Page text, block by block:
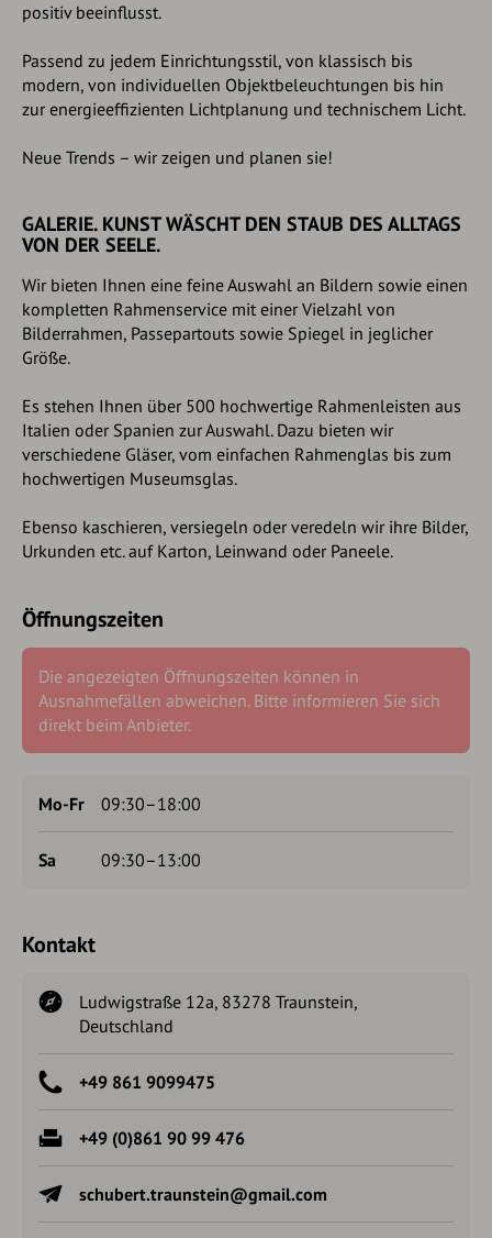
positiv beeinflusst.
Passend zu jedem Einrichtungsstil, von klassisch bis
modern, von individuellen Objektbeleuchtungen bis hin
zur energieeffizienten Lichtplanung und technischem Licht.
Neue Trends – wir zeigen und planen sie!
GALERIE. KUNST WÄSCHT DEN STAUB DES ALLTAGS
VON DER SEELE.
Wir bieten Ihnen eine feine Auswahl an Bildern sowie einen
kompletten Rahmenservice mit einer Vielzahl von
Bilderrahmen, Passepartouts sowie Spiegel in jeglicher
Größe.
Es stehen Ihnen über 500 hochwertige Rahmenleisten aus
Italien oder Spanien zur Auswahl. Dazu bieten wir
verschiedene Gläser, vom einfachen Rahmenglas bis zum
hochwertigen Museumsglas.
Ebenso kaschieren, versiegeln oder veredeln wir ihre Bilder,
Urkunden etc. auf Karton, Leinwand oder Paneele.
Öffnungszeiten
Die angezeigten Öffnungszeiten können in
Ausnahmefällen abweichen. Bitte informieren Sie sich
direkt beim Anbieter.
Mo-Fr 09:30–18:00
Sa 09:30–13:00
Kontakt
Ludwigstraße 12a, 83278 Traunstein,
Deutschland
+49 861 9099475
+49 (0)861 90 99 476
schubert.traunstein@gmail.com